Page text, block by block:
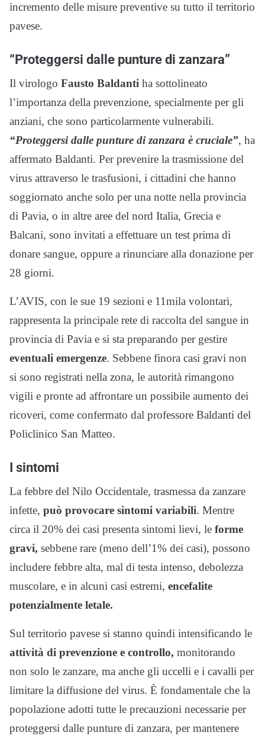
incremento delle misure preventive su tutto il territorio
pavese.
“Proteggersi dalle punture di zanzara”
Il virologo Fausto Baldanti ha sottolineato
l’importanza della prevenzione, specialmente per gli
anziani, che sono particolarmente vulnerabili.
“Proteggersi dalle punture di zanzara è cruciale”, ha
affermato Baldanti. Per prevenire la trasmissione del
virus attraverso le trasfusioni, i cittadini che hanno
soggiornato anche solo per una notte nella provincia
di Pavia, o in altre aree del nord Italia, Grecia e
Balcani, sono invitati a effettuare un test prima di
donare sangue, oppure a rinunciare alla donazione per
28 giorni.
L’AVIS, con le sue 19 sezioni e 11mila volontari,
rappresenta la principale rete di raccolta del sangue in
provincia di Pavia e si sta preparando per gestire
eventuali emergenze. Sebbene finora casi gravi non
si sono registrati nella zona, le autorità rimangono
vigili e pronte ad affrontare un possibile aumento dei
ricoveri, come confermato dal professore Baldanti del
Policlinico San Matteo.
I sintomi
La febbre del Nilo Occidentale, trasmessa da zanzare
infette, può provocare sintomi variabili. Mentre
circa il 20% dei casi presenta sintomi lievi, le forme
gravi, sebbene rare (meno dell’1% dei casi), possono
includere febbre alta, mal di testa intenso, debolezza
muscolare, e in alcuni casi estremi, encefalite
potenzialmente letale.
Sul territorio pavese si stanno quindi intensificando le
attività di prevenzione e controllo, monitorando
non solo le zanzare, ma anche gli uccelli e i cavalli per
limitare la diffusione del virus. È fondamentale che la
popolazione adotti tutte le precauzioni necessarie per
proteggersi dalle punture di zanzara, per mantenere